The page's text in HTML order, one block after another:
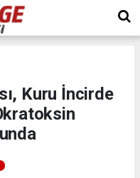
Kuru İncirde